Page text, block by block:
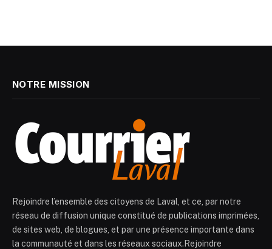
NOTRE MISSION
Rejoindre l’ensemble des citoyens de Laval, et ce, par notre
réseau de diffusion unique constitué de publications imprimées,
de sites web, de blogues, et par une présence importante dans
la communauté et dans les réseaux sociaux.Rejoindre